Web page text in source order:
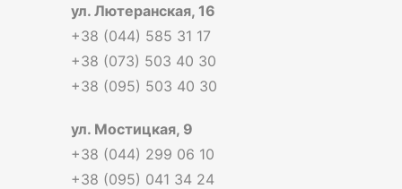
ул. Лютеранская, 16
+38 (044) 585 31 17
+38 (073) 503 40 30
+38 (095) 503 40 30
ул. Мостицкая, 9
+38 (044) 299 06 10
+38 (095) 041 34 24